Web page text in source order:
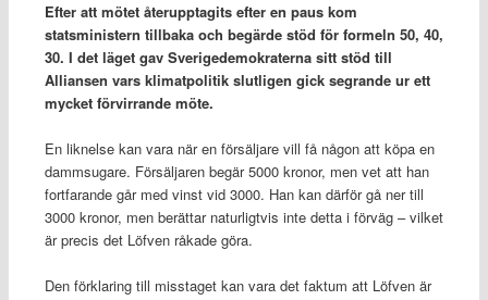
Efter att mötet återupptagits efter en paus kom
statsministern tillbaka och begärde stöd för formeln 50, 40,
30. I det läget gav Sverigedemokraterna sitt stöd till
Alliansen vars klimatpolitik slutligen gick segrande ur ett
mycket förvirrande möte.
En liknelse kan vara när en försäljare vill få någon att köpa en
dammsugare. Försäljaren begär 5000 kronor, men vet att han
fortfarande går med vinst vid 3000. Han kan därför gå ner till
3000 kronor, men berättar naturligtvis inte detta i förväg – vilket
är precis det Löfven råkade göra.
Den förklaring till misstaget kan vara det faktum att Löfven är